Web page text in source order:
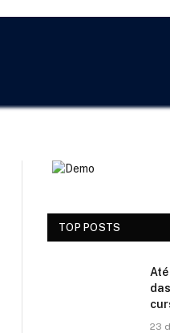
TOP POSTS
23